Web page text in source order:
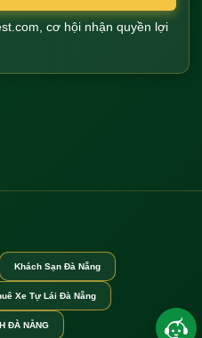
cơ hội nhận quyền lợi
Khách Sạn Đà Nẵng
Xe Tự Lái Đà Nẵng
ĐÀ NẴNG